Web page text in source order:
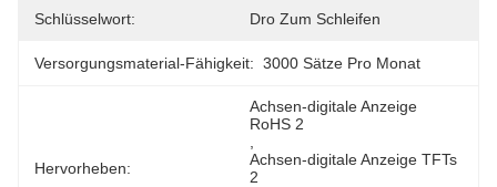
Schlüsselwort: Dro Zum Schleifen
Versorgungsmaterial-Fähigkeit: 3000 Sätze Pro Monat
Hervorheben:
Achsen-digitale Anzeige
RoHS 2
Achsen-digitale Anzeige TFTs
2